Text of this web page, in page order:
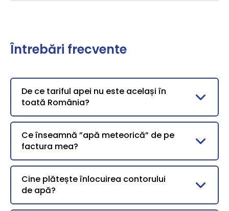
Întrebări frecvente
De ce tariful apei nu este același în
toată România?
Ce înseamnă ”apă meteorică” de pe
factura mea?
Cine plătește înlocuirea contorului
de apă?